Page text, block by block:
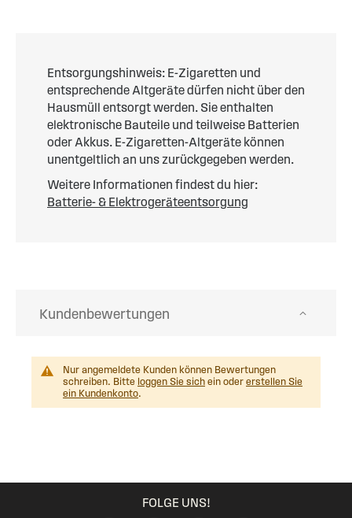
Entsorgungshinweis: E-Zigaretten und
entsprechende Altgeräte dürfen nicht über den
Hausmüll entsorgt werden. Sie enthalten
elektronische Bauteile und teilweise Batterien
oder Akkus. E-Zigaretten-Altgeräte können
unentgeltlich an uns zurückgegeben werden.
Weitere Informationen findest du hier:
Batterie- & Elektrogeräteentsorgung
Kundenbewertungen
Nur angemeldete Kunden können Bewertungen
schreiben. Bitte loggen Sie sich ein oder erstellen Sie
ein Kundenkonto.
FOLGE UNS!